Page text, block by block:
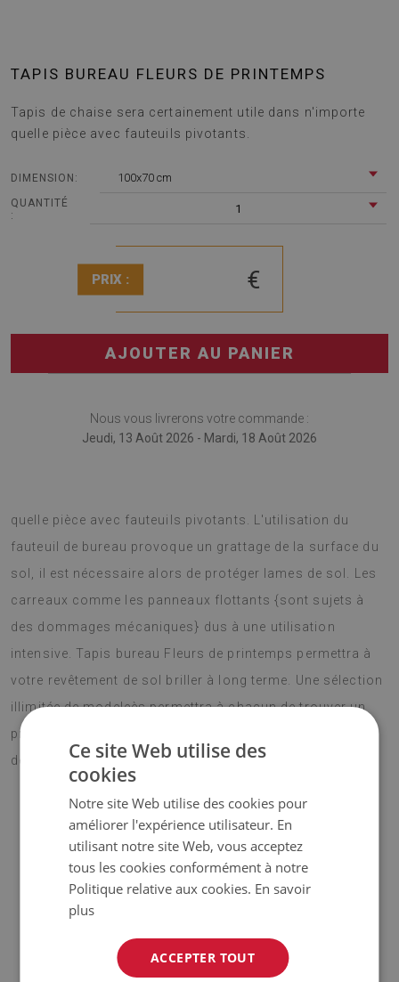
TAPIS BUREAU FLEURS DE PRINTEMPS
Tapis de chaise sera certainement utile dans n'importe
quelle pièce avec fauteuils pivotants.
DIMENSION: 100x70 cm
QUANTITÉ
:
1
PRIX : €
AJOUTER AU PANIER
Nous vous livrerons votre commande :
Jeudi, 13 Août 2026 - Mardi, 18 Août 2026
quelle pièce avec fauteuils pivotants. L'utilisation du
fauteuil de bureau provoque un grattage de la surface du
sol, il est nécessaire alors de protéger lames de sol. Les
carreaux comme les panneaux flottants {sont sujets à
des dommages mécaniques} dus à une utilisation
intensive. Tapis bureau Fleurs de printemps permettra à
votre revêtement de sol briller à long terme. Une sélection
illimitée de modeleès permettra à chacun de trouver un
produit, qui deviendra un accesoire intéressant à la
décoration intérieure et lui donnera de l'énergie.
vinyle renforcé par une maille PES ;
Les teintes de la moquette peuvent varier légèrement
par rapport à la visualisation.
Ce site Web utilise des
cookies
Notre site Web utilise des cookies pour
améliorer l'expérience utilisateur. En
utilisant notre site Web, vous acceptez
tous les cookies conformément à notre
Politique relative aux cookies. En savoir
plus
ACCEPTER TOUT